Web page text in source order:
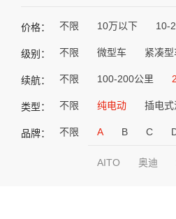
价格： 不限 10万以下 10-
级别： 不限 微型车 紧凑型
续航： 不限 100-200公里
类型： 不限 纯电动 插电式
品牌： 不限 A B C
AITO 奥迪